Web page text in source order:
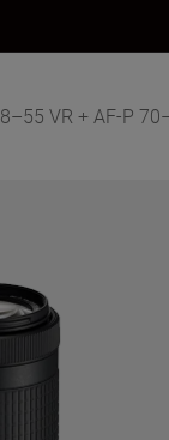
VR + AF-P